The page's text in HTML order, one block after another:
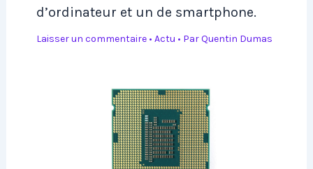
d’ordinateur et un de smartphone.
Laisser un commentaire • Actu • ParQuentin Dumas